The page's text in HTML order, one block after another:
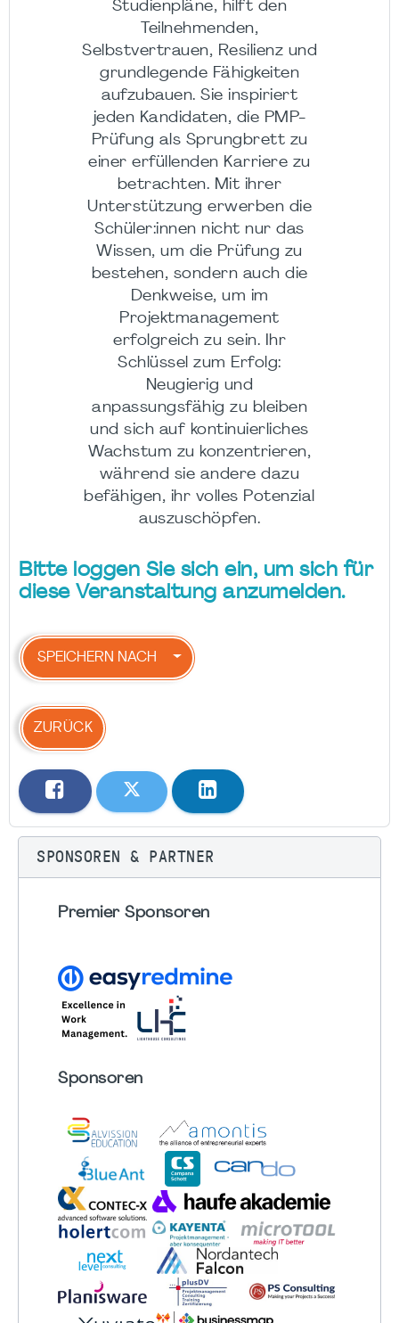
Studienpläne, hilft den
Teilnehmenden,
Selbstvertrauen, Resilienz und
grundlegende Fähigkeiten
aufzubauen. Sie inspiriert
jeden Kandidaten, die PMP-
Prüfung als Sprungbrett zu
einer erfüllenden Karriere zu
betrachten. Mit ihrer
Unterstützung erwerben die
Schüler:innen nicht nur das
Wissen, um die Prüfung zu
bestehen, sondern auch die
Denkweise, um im
Projektmanagement
erfolgreich zu sein. Ihr
Schlüssel zum Erfolg:
Neugierig und
anpassungsfähig zu bleiben
und sich auf kontinuierliches
Wachstum zu konzentrieren,
während sie andere dazu
befähigen, ihr volles Potenzial
auszuschöpfen.
Bitte loggen Sie sich ein, um sich für
diese Veranstaltung anzumelden.
SPEICHERN NACH
ZURÜCK
SPONSOREN & PARTNER
Premier Sponsoren
Sponsoren